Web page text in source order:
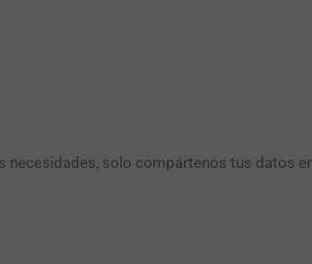
solo compártenos tus datos